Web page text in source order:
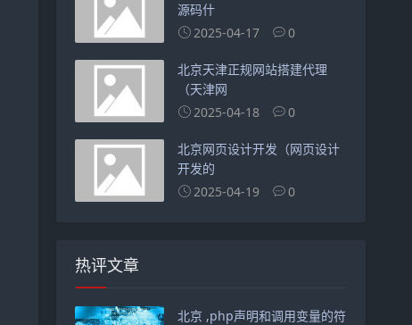
源码什
2025-04-17
0
北京天津正规网站搭建代理
（天津网
2025-04-18
0
北京网页设计开发（网页设计
开发的
2025-04-19
0
热评文章
北京 ,php声明和调用变量的符